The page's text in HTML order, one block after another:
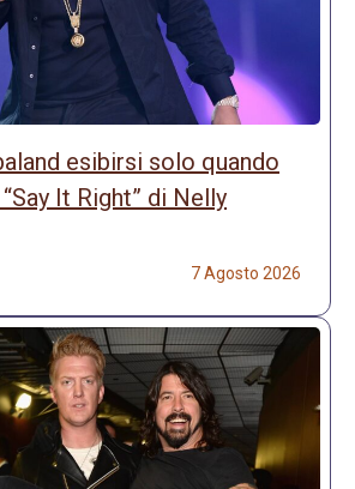
esibirsi solo quando
It Right” di Nelly
7 Agosto 2026